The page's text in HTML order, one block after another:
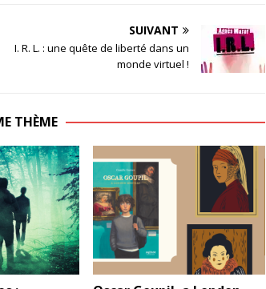
SUIVANT
I. R. L. : une quête de liberté dans un
monde virtuel !
THÈME